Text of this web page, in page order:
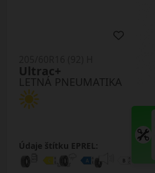
LETNÁ PNEUMATIKA
Ultrac+
Údaje štítku EPREL: